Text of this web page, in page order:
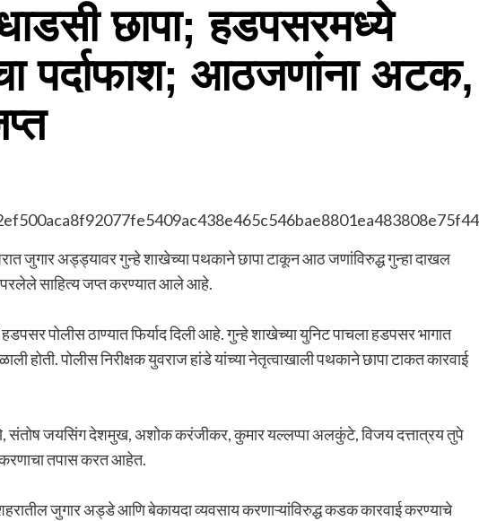
छापा; हडपसरमध्ये
पर्दाफाश; आठजणांना अटक,
जुगार अड्ड्यावर गुन्हे शाखेच्या पथकाने छापा टाकून आठ जणांविरुद्ध गुन्हा दाखल
साहित्य जप्त करण्यात आले आहे.
पोलीस ठाण्यात फिर्याद दिली आहे. गुन्हे शाखेच्या युनिट पाचला हडपसर भागात
होती. पोलीस निरीक्षक युवराज हांडे यांच्या नेतृत्वाखाली पथकाने छापा टाकत कारवाई
संतोष जयसिंग देशमुख, अशोक करंजीकर, कुमार यल्लप्पा अलकुंटे, विजय दत्तात्रय तुपे
तपास करत आहेत.
जुगार अड्डे आणि बेकायदा व्यवसाय करणाऱ्यांविरुद्ध कडक कारवाई करण्याचे